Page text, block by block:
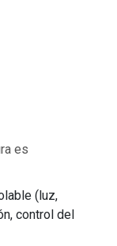
es
(luz,
control del